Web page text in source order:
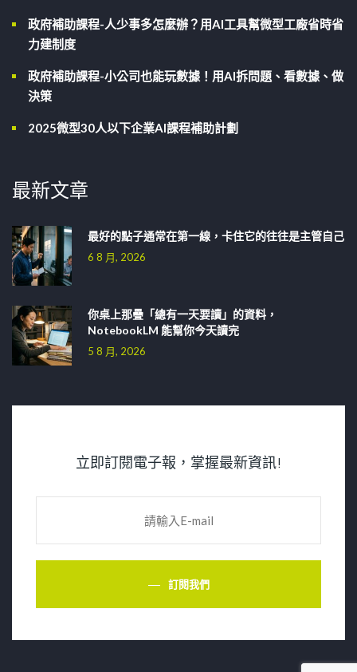
政府補助課程-人少事多怎麼辦？用AI工具幫微型工廠省時省
力建制度
政府補助課程-小公司也能玩數據！用AI拆問題、看數據、做
決策
2025微型30人以下企業AI課程補助計劃
最新文章
最好的點子通常在第一線，卡住它的往往是主管自己
6 8 月, 2026
你桌上那疊「總有一天要讀」的資料，
NotebookLM 能幫你今天讀完
5 8 月, 2026
立即訂閱電子報，掌握最新資訊!
訂閱我們